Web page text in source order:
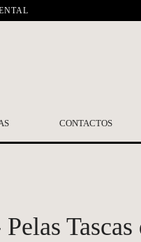
CONTACTOS
Tascas